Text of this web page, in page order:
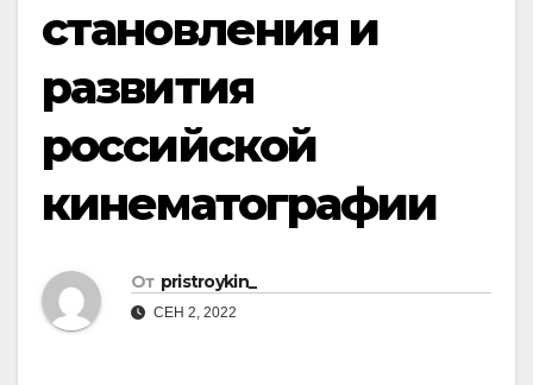
становления и
развития
российской
кинематографии
От pristroykin_
СЕН 2, 2022